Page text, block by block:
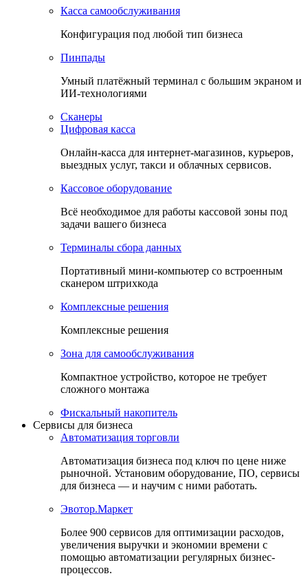
Касса самообслуживания
Конфигурация под любой тип бизнеса
Пинпады
Умный платёжный терминал с большим экраном и
ИИ-технологиями
Сканеры
Цифровая касса
Онлайн-касса для интернет-магазинов, курьеров,
выездных услуг, такси и облачных сервисов.
Кассовое оборудование
Всё необходимое для работы кассовой зоны под
задачи вашего бизнеса
Терминалы сбора данных
Портативный мини-компьютер со встроенным
сканером штрихкода
Комплексные решения
Комплексные решения
Зона для самообслуживания
Компактное устройство, которое не требует
сложного монтажа
Фискальный накопитель
Сервисы для бизнеса
Автоматизация торговли
Автоматизация бизнеса под ключ по цене ниже
рыночной. Установим оборудование, ПО, сервисы
для бизнеса — и научим с ними работать.
Эвотор.Маркет
Более 900 сервисов для оптимизации расходов,
увеличения выручки и экономии времени с
помощью автоматизации регулярных бизнес-
процессов.